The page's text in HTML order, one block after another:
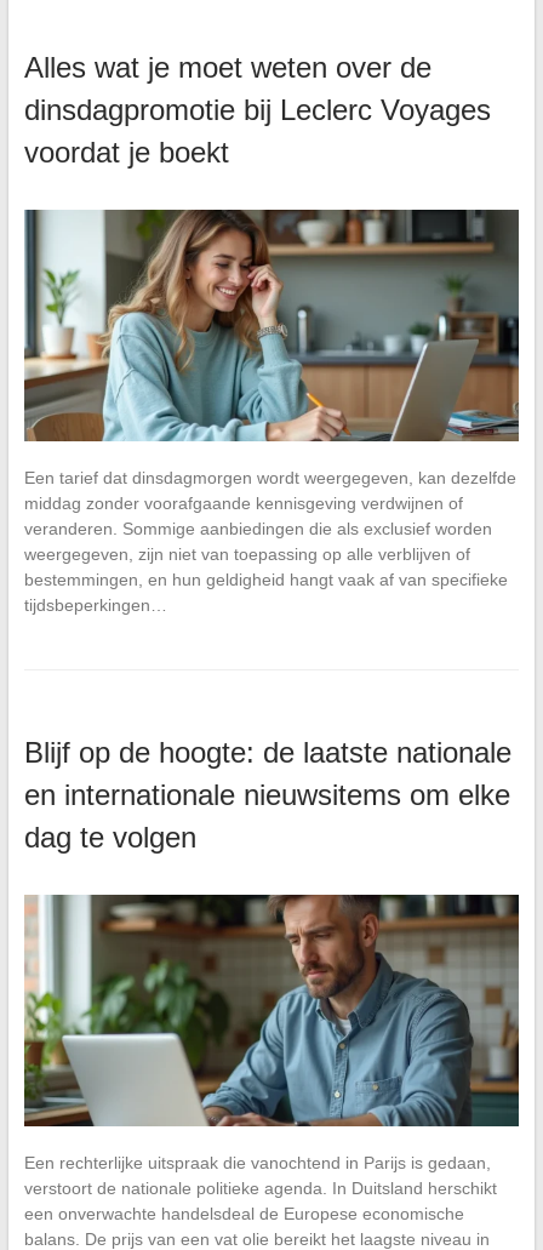
Alles wat je moet weten over de
dinsdagpromotie bij Leclerc Voyages
voordat je boekt
Een tarief dat dinsdagmorgen wordt weergegeven, kan dezelfde
middag zonder voorafgaande kennisgeving verdwijnen of
veranderen. Sommige aanbiedingen die als exclusief worden
weergegeven, zijn niet van toepassing op alle verblijven of
bestemmingen, en hun geldigheid hangt vaak af van specifieke
tijdsbeperkingen…
Blijf op de hoogte: de laatste nationale
en internationale nieuwsitems om elke
dag te volgen
Een rechterlijke uitspraak die vanochtend in Parijs is gedaan,
verstoort de nationale politieke agenda. In Duitsland herschikt
een onverwachte handelsdeal de Europese economische
balans. De prijs van een vat olie bereikt het laagste niveau in